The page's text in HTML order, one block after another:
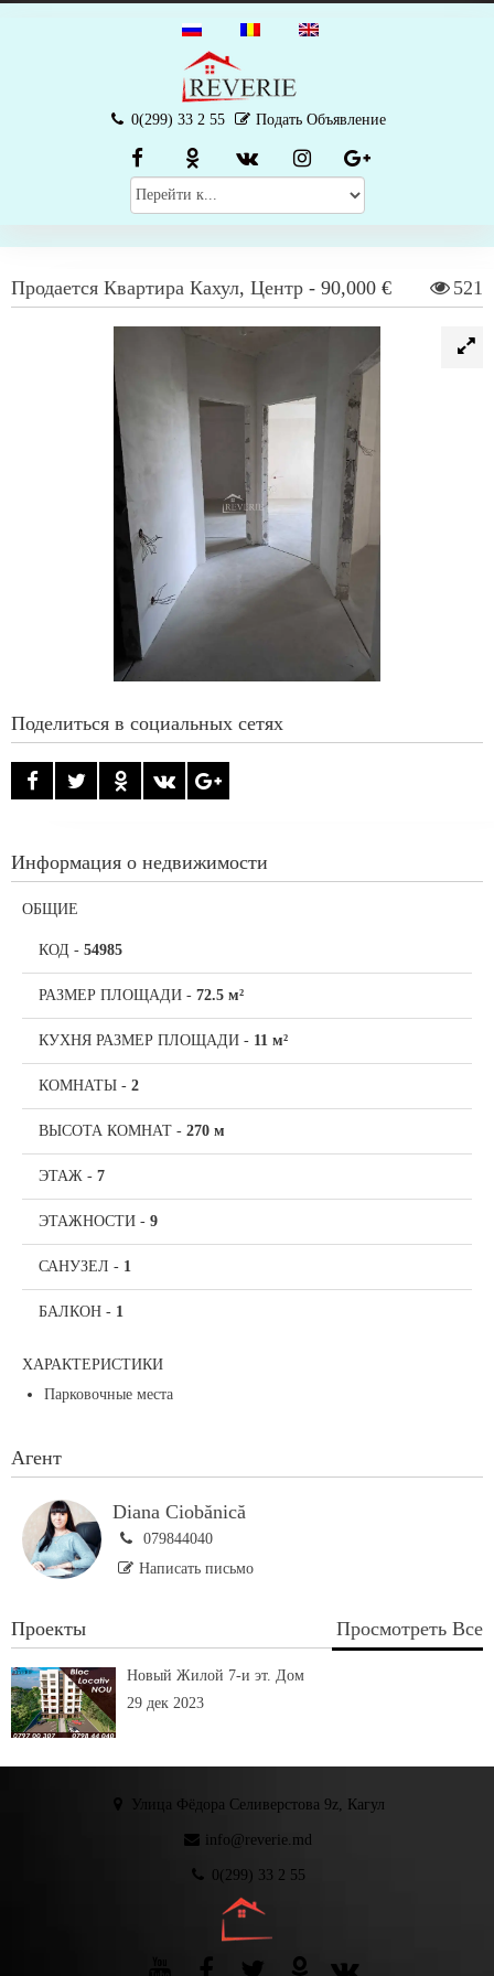
0(299) 33 2 55 Подать Объявление
Продается Квартира Кахул, Центр - 90,000 € 521
Поделиться в социальных сетях
Информация о недвижимости
ОБЩИЕ
КОД - 54985
РАЗМЕР ПЛОЩАДИ - 72.5 м²
КУХНЯ РАЗМЕР ПЛОЩАДИ - 11 м²
КОМНАТЫ - 2
ВЫСОТА КОМНАТ - 270 м
ЭТАЖ - 7
ЭТАЖНОСТИ - 9
САНУЗЕЛ - 1
БАЛКОН - 1
ХАРАКТЕРИСТИКИ
Парковочные места
Агент
Diana Ciobănică
079844040
Написать письмо
Проекты Просмотреть Все
Новый Жилой 7-и эт. Дом
29 дек 2023
Улица Фёдора Селиверстова 9z, Кагул
info@reverie.md
0(299) 33 2 55